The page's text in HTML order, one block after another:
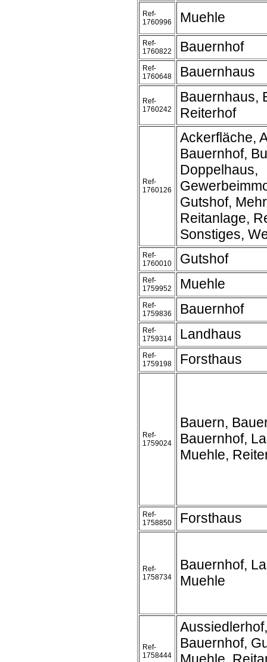
Ref-
1760996
Muehle
Ref-
1760822
Bauernhof
Ref-
1760648
Bauernhaus
Ref-
1760242
Bauernhaus,
Reiterhof
Ref-
1760126
Ackerfläche,
Bauernhof,
Doppelhaus,
Gutshof,
Reitanlage,
Sonstiges,
Ref-
1760010
Gutshof
Ref-
1759952
Muehle
Ref-
1759836
Bauernhof
Ref-
1759314
Landhaus
Ref-
1759198
Forsthaus
Ref-
1759024
Bauern,
Bauernhof,
Muehle,
Ref-
1758850
Forsthaus
Ref-
1758734
Bauernhof,
Muehle
Ref-
1758444
Bauernhof,